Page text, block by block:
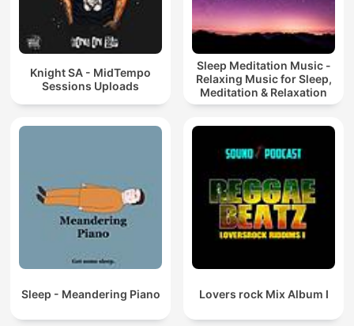
Knight SA - MidTempo
Sessions Uploads
Sleep Meditation Music -
Relaxing Music for Sleep,
Meditation & Relaxation
Sleep - Meandering Piano Lovers rock Mix Album I